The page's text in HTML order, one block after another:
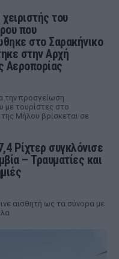
του
που
στο Σαρακήνικο
στην Αρχή
Αεροπορίας
την προσγείωση
με τουρίστες στο
Μήλου βρίσκεται σε
Ρίχτερ συγκλόνισε
– Τραυματίες και
αισθητή ως τα σύνορα με